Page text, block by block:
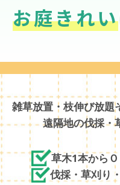
お庭きれい
雑草放置・枝伸び放題
遠隔地の伐採・
草木1本から
伐採・草刈り